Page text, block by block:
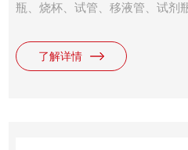
瓶、烧杯、试管、移液管、试剂
室洗瓶机，由于其专业的技术优
术的研发和开拓，公司产品逐步
了解详情